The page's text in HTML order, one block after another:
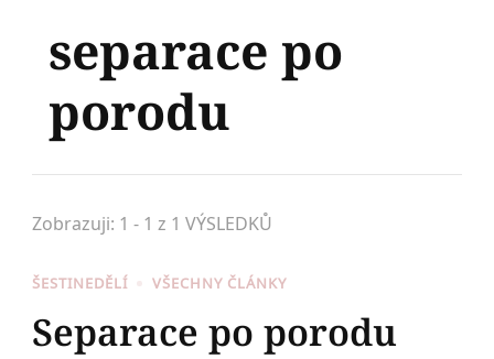
separace po
porodu
Zobrazuji: 1 - 1 z 1 VÝSLEDKŮ
ŠESTINEDĚLÍ VŠECHNY ČLÁNKY
Separace po porodu